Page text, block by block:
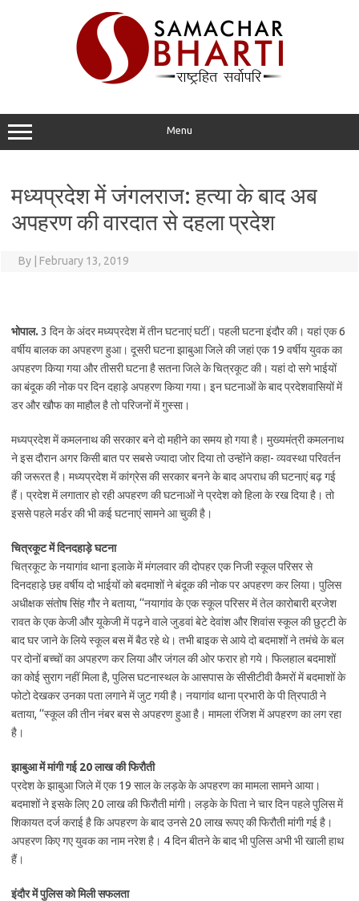
Menu
मध्यप्रदेश में जंगलराज: हत्या के बाद अब
अपहरण की वारदात से दहला प्रदेश
By February 13, 2019
भोपाल. 3 दिन के अंदर मध्यप्रदेश में तीन घटनाएं घटीं। पहली घटना इंदौर की। यहां एक 6
वर्षीय बालक का अपहरण हुआ। दूसरी घटना झाबुआ जिले की जहां एक 19 वर्षीय युवक का
अपहरण किया गया और तीसरी घटना है सतना जिले के चित्रकूट की। यहां दो सगे भाईयों
का बंदूक की नोक पर दिन दहाड़े अपहरण किया गया। इन घटनाओं के बाद प्रदेशवासियों में
डर और खौफ का माहौल है तो परिजनों में गुस्सा।
मध्यप्रदेश में कमलनाथ की सरकार बने दो महीने का समय हो गया है। मुख्यमंत्री कमलनाथ
ने इस दौरान अगर किसी बात पर सबसे ज्यादा जोर दिया तो उन्होंने कहा- व्यवस्था परिवर्तन
की जरूरत है। मध्यप्रदेश में कांग्रेस की सरकार बनने के बाद अपराध की घटनाएं बढ़ गई
हैं। प्रदेश में लगातार हो रही अपहरण की घटनाओं ने प्रदेश को हिला के रख दिया है। तो
इससे पहले मर्डर की भी कई घटनाएं सामने आ चुकी है।
चित्रकूट में दिनदहाड़े घटना
चित्रकूट के नयागांव थाना इलाके में मंगलवार की दोपहर एक निजी स्कूल परिसर से
दिनदहाड़े छह वर्षीय दो भाईयों को बदमाशों ने बंदूक की नोक पर अपहरण कर लिया। पुलिस
अधीक्षक संतोष सिंह गौर ने बताया, ‘‘नयागांव के एक स्कूल परिसर में तेल कारोबारी ब्रजेश
रावत के एक केजी और यूकेजी में पढ़ने वाले जुडवां बेटे देवांश और शिवांस स्कूल की छुट्टी के
बाद घर जाने के लिये स्कूल बस में बैठ रहे थे। तभी बाइक से आये दो बदमाशों ने तमंचे के बल
पर दोनों बच्चों का अपहरण कर लिया और जंगल की ओर फरार हो गये। फिलहाल बदमाशों
का कोई सुराग नहीं मिला है, पुलिस घटनास्थल के आसपास के सीसीटीवी कैमरों में बदमाशों के
फोटो देखकर उनका पता लगाने में जुट गयी है। नयागांव थाना प्रभारी के पी त्रिपाठी ने
बताया, ‘‘स्कूल की तीन नंबर बस से अपहरण हुआ है। मामला रंजिश में अपहरण का लग रहा
है।
झाबुआ में मांगी गई 20 लाख की फिरौती
प्रदेश के झाबुआ जिले में एक 19 साल के लड़के के अपहरण का मामला सामने आया।
बदमाशों ने इसके लिए 20 लाख की फिरौती मांगी। लड़के के पिता ने चार दिन पहले पुलिस में
शिकायत दर्ज कराई है कि अपहरण के बाद उनसे 20 लाख रूपए की फिरौती मांगी गई है।
अपहरण किए गए युवक का नाम नरेश है। 4 दिन बीतने के बाद भी पुलिस अभी भी खाली हाथ
हैं।
इंदौर में पुलिस को मिली सफलता